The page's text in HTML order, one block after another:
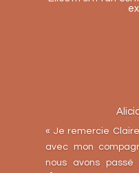
« Je remercie
avec mon
nous avons